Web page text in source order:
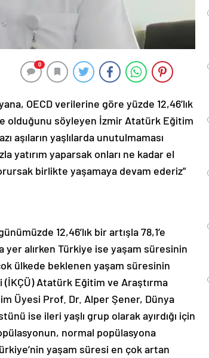
0
OECD verilerine göre yüzde 12,46’lık
olduğunu söyleyen İzmir Atatürk Eğitim
aşıların yaşlılarda unutulmaması
yatırım yaparsak onları ne kadar el
birlikte yaşamaya devam ederiz”
12,46’lık bir artışla 78,1’e
yer alırken Türkiye ise yaşam süresinin
ülkede beklenen yaşam süresinin
(İKÇÜ) Atatürk Eğitim ve Araştırma
Üyesi Prof. Dr. Alper Şener, Dünya
ise ileri yaşlı grup olarak ayırdığı için
normal popülasyona
yaşam süresi en çok artan